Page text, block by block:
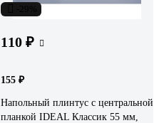
110 ₽
155 ₽
Напольный плинтус с центральной
планкой IDEAL Классик 55 мм,